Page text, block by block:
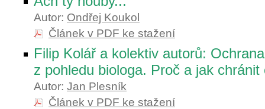
Autor: Ondřej Koukol
Článek v PDF ke stažení
Filip Kolář a kolektiv autorů:
z pohledu biologa. Proč a jak
Autor: Jan Plesník
Článek v PDF ke stažení